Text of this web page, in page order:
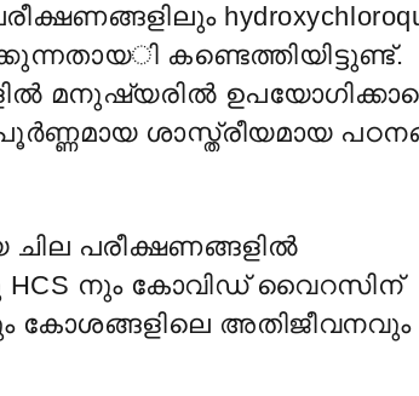
ി കണ്ടെത്തിയിട്ടുണ്ട്.
മനുഷ്യരിൽ
ശാസ്ത്രീയമായ
ചില പരീക്ഷണങ്ങളിൽ
നും കോവിഡ് വൈറസിന്
അതിജീവനവും